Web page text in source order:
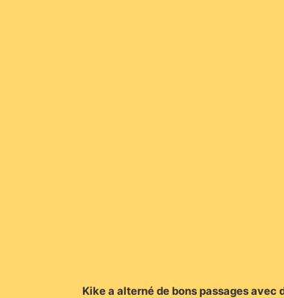
Kike a alterné de bons passages avec